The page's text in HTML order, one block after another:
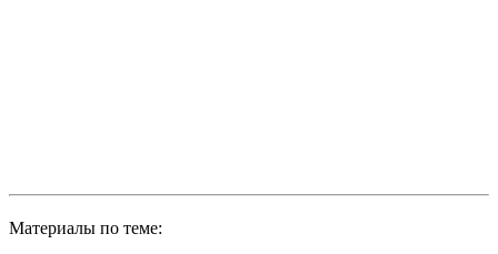
Материалы по теме: